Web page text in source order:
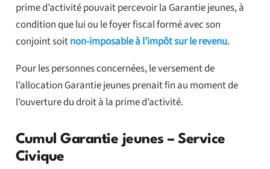
prime d’activité pouvait percevoir la Garantie jeunes, à
condition que lui ou le foyer fiscal formé avec son
conjoint soitnon-imposable à l’impôt sur le revenu.
Pour les personnes concernées, le versement de
l’allocation Garantie jeunes prenait fin au moment de
l’ouverture du droit à la prime d’activité.
Cumul Garantie jeunes – Service
Civique